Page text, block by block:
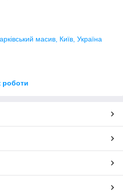
масив, Київ, Україна
роботи